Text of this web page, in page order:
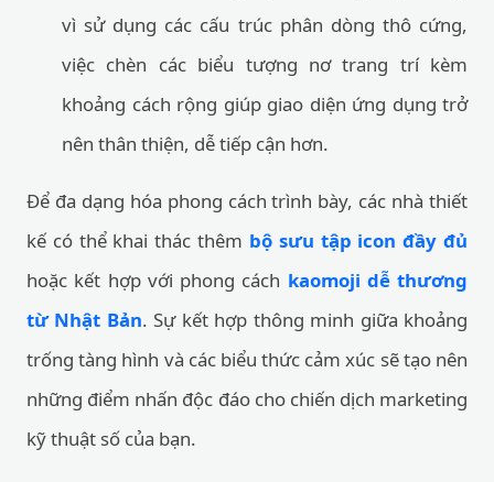
vì sử dụng các cấu trúc phân dòng thô cứng,
việc chèn các biểu tượng nơ trang trí kèm
khoảng cách rộng giúp giao diện ứng dụng trở
nên thân thiện, dễ tiếp cận hơn.
Để đa dạng hóa phong cách trình bày, các nhà thiết
kế có thể khai thác thêm bộ sưu tập icon đầy đủ
hoặc kết hợp với phong cách kaomoji dễ thương
từ Nhật Bản. Sự kết hợp thông minh giữa khoảng
trống tàng hình và các biểu thức cảm xúc sẽ tạo nên
những điểm nhấn độc đáo cho chiến dịch marketing
kỹ thuật số của bạn.